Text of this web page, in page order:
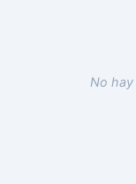
No hay